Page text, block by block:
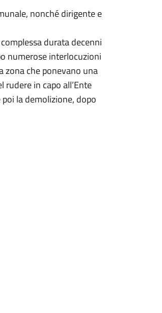
nonché dirigente e
durata decenni
numerose interlocuzioni
zona che ponevano una
rudere in capo all’Ente
la demolizione, dopo